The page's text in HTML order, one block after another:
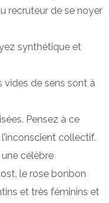
recruteur de se noyer
synthétique et
vides de sens sont à
Pensez à ce
collectif.
célèbre
le rose bonbon
et très féminins et